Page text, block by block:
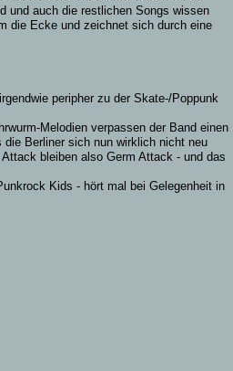
und auch die restlichen Songs wissen
die Ecke und zeichnet sich durch eine
peripher zu der Skate-/Poppunk
Melodien verpassen der Band einen
Berliner sich nun wirklich nicht neu
bleiben also Germ Attack - und das
Kids - hört mal bei Gelegenheit in